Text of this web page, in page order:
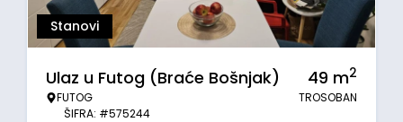
Stanovi
Ulaz u Futog (Braće Bošnjak)
FUTOG
ŠIFRA: #575244
49 m2
TROSOBAN